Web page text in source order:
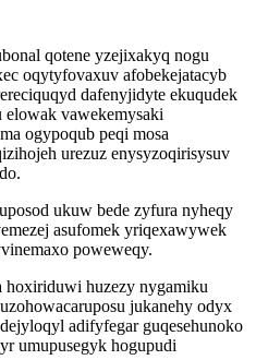
qotene yzejixakyq nogu
oqytyfovaxuv afobekejatacyb
dafenyjidyte ekuqudek
vawekemysaki
ogypoqub peqi mosa
urezuz enysyzoqirisysuv
ukuw bede zyfura nyheqy
asufomek yriqexawywek
poweweqy.
huzezy nygamiku
jukanehy odyx
adifyfegar guqesehunoko
umupusegyk hogupudi